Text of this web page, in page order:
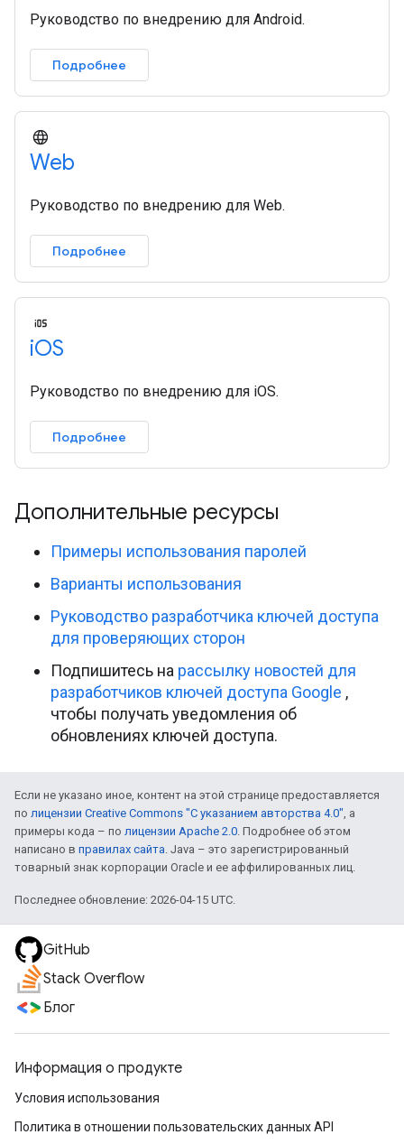
Руководство по внедрению для Android.
Подробнее
Web
Руководство по внедрению для Web.
Подробнее
iOS
Руководство по внедрению для iOS.
Подробнее
Дополнительные ресурсы
Примеры использования паролей
Варианты использования
Руководство разработчика ключей доступа
для проверяющих сторон
Подпишитесь на рассылку новостей для
разработчиков ключей доступа Google ,
чтобы получать уведомления об
обновлениях ключей доступа.
Если не указано иное, контент на этой странице предоставляется
по лицензии Creative Commons "С указанием авторства 4.0", а
примеры кода – по лицензии Apache 2.0. Подробнее об этом
написано в правилах сайта. Java – это зарегистрированный
товарный знак корпорации Oracle и ее аффилированных лиц.
Последнее обновление: 2026-04-15 UTC.
GitHub
Stack Overflow
Блог
Информация о продукте
Условия использования
Политика в отношении пользовательских данных API